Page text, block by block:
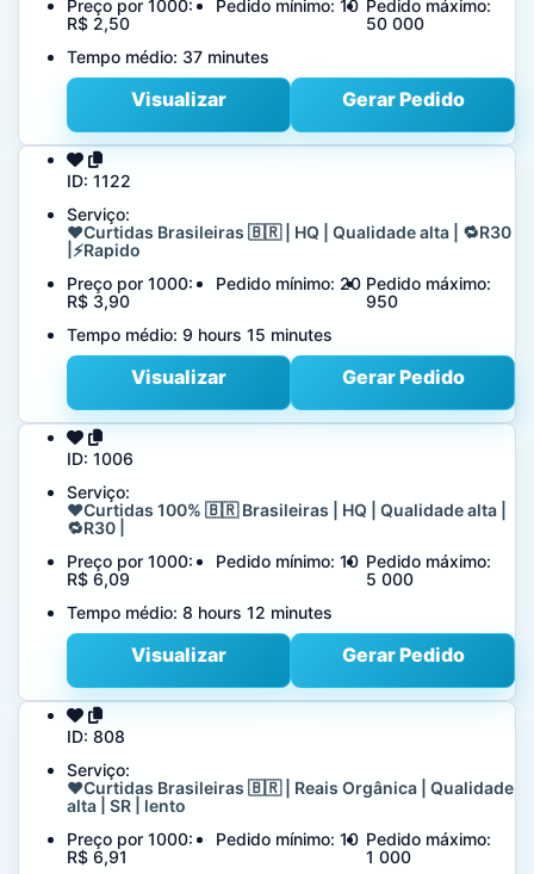
Preço por 1000:
R$ 2,50
Pedido mínimo: 10 Pedido máximo:
50 000
Tempo médio: 37 minutes
Visualizar Gerar Pedido
ID: 1122
Serviço:
❤️Curtidas Brasileiras 🇧🇷 | HQ | Qualidade alta | 🔁R30
|⚡Rapido
Preço por 1000:
R$ 3,90
Pedido mínimo: 20 Pedido máximo:
950
Tempo médio: 9 hours 15 minutes
Visualizar Gerar Pedido
ID: 1006
Serviço:
❤️Curtidas 100% 🇧🇷 Brasileiras | HQ | Qualidade alta |
🔁R30 |
Preço por 1000:
R$ 6,09
Pedido mínimo: 10 Pedido máximo:
5 000
Tempo médio: 8 hours 12 minutes
Visualizar Gerar Pedido
ID: 808
Serviço:
❤️Curtidas Brasileiras 🇧🇷 | Reais Orgânica | Qualidade
alta | SR | lento
Preço por 1000:
R$ 6,91
Pedido mínimo: 10 Pedido máximo:
1 000